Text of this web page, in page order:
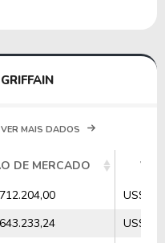
MAIS DADOS
DE MERCADO
US$
US$